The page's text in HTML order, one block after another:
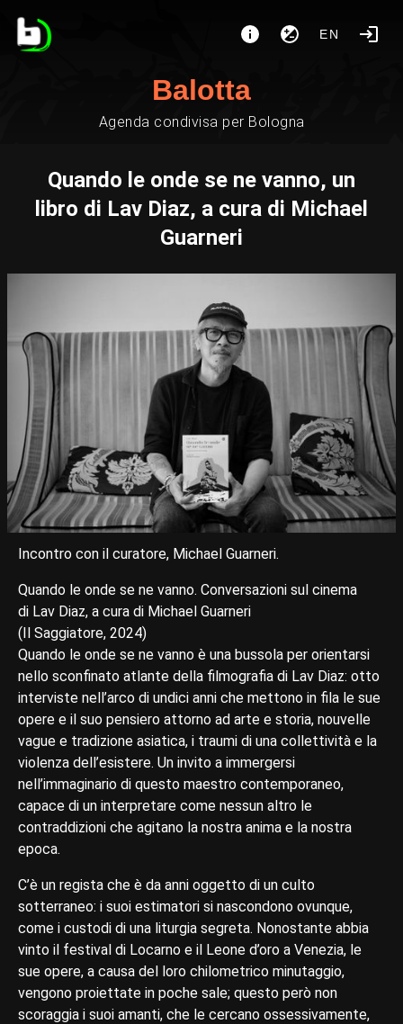
EN
Balotta
Agenda condivisa per Bologna
Quando le onde se ne vanno, un
libro di Lav Diaz, a cura di Michael
Guarneri
Incontro con il curatore, Michael Guarneri.
Quando le onde se ne vanno. Conversazioni sul cinema
di Lav Diaz, a cura di Michael Guarneri
(Il Saggiatore, 2024)
Quando le onde se ne vanno è una bussola per orientarsi
nello sconfinato atlante della filmografia di Lav Diaz: otto
interviste nell’arco di undici anni che mettono in fila le sue
opere e il suo pensiero attorno ad arte e storia, nouvelle
vague e tradizione asiatica, i traumi di una collettività e la
violenza dell’esistere. Un invito a immergersi
nell’immaginario di questo maestro contemporaneo,
capace di un interpretare come nessun altro le
contraddizioni che agitano la nostra anima e la nostra
epoca.
C’è un regista che è da anni oggetto di un culto
sotterraneo: i suoi estimatori si nascondono ovunque,
come i custodi di una liturgia segreta. Nonostante abbia
vinto il festival di Locarno e il Leone d’oro a Venezia, le
sue opere, a causa del loro chilometrico minutaggio,
vengono proiettate in poche sale; questo però non
scoraggia i suoi amanti, che le cercano ossessivamente,